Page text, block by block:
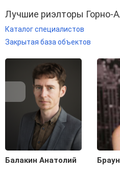
Лучшие риэлторы Горно-
Каталог специалистов
Закрытая база объектов
Балакин Анатолий